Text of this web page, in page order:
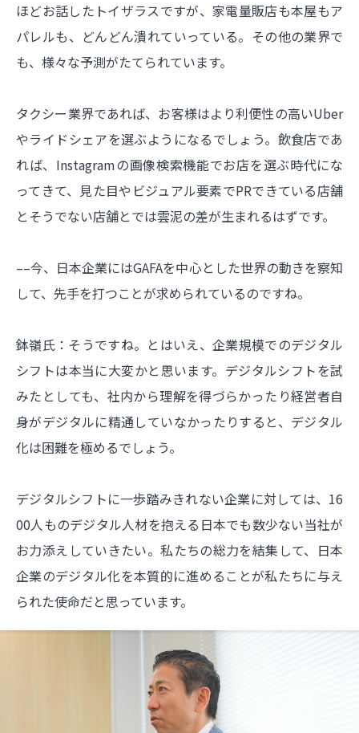
ほどお話したトイザラスですが、家電量販店も本屋もア
パレルも、どんどん潰れていっている。その他の業界で
も、様々な予測がたてられています。
タクシー業界であれば、お客様はより利便性の高いUber
やライドシェアを選ぶようになるでしょう。飲食店であ
れば、Instagramの画像検索機能でお店を選ぶ時代にな
ってきて、見た目やビジュアル要素でPRできている店舗
とそうでない店舗とでは雲泥の差が生まれるはずです。
––今、日本企業にはGAFAを中心とした世界の動きを察知
して、先手を打つことが求められているのですね。
鉢嶺氏：そうですね。とはいえ、企業規模でのデジタル
シフトは本当に大変かと思います。デジタルシフトを試
みたとしても、社内から理解を得づらかったり経営者自
身がデジタルに精通していなかったりすると、デジタル
化は困難を極めるでしょう。
デジタルシフトに一歩踏みきれない企業に対しては、16
00人ものデジタル人材を抱える日本でも数少ない当社が
お力添えしていきたい。私たちの総力を結集して、日本
企業のデジタル化を本質的に進めることが私たちに与え
られた使命だと思っています。